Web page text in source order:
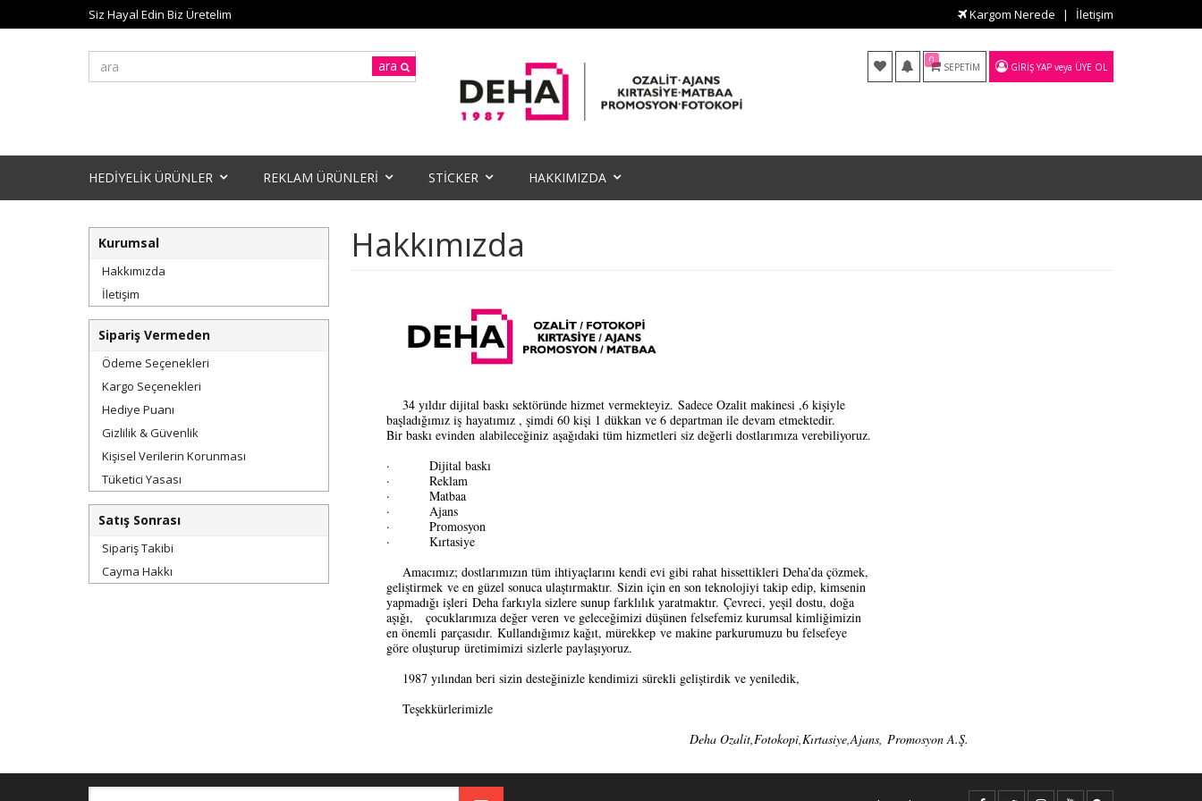
Siz Hayal Edin Biz Üretelim Kargom Nerede İletişim
ara 0
SEPETIM GIRIŞ YAP veya ÜYE OL
HEDİYELİK ÜRÜNLER REKLAM ÜRÜNLERİ STİCKER HAKKIMIZDA
Kurumsal
Hakkımızda
İletişim
Sipariş Vermeden
Ödeme Seçenekleri
Kargo Seçenekleri
Hediye Puanı
Gizlilik & Güvenlik
Kişisel Verilerin Korunması
Tüketici Yasası
Satış Sonrası
Sipariş Takibi
Cayma Hakkı
Hakkımızda
34 yıldır dijital baskı sektöründe hizmet vermekteyiz. Sadece Ozalit makinesi ,6 kişiyle
başladığımız iş hayatımız , şimdi 60 kişi 1 dükkan ve 6 departman ile devam etmektedir.
Bir baskı evinden alabileceğiniz aşağıdaki tüm hizmetleri siz değerli dostlarımıza verebiliyoruz.
· Dijital baskı
· Reklam
· Matbaa
· Ajans
· Promosyon
· Kırtasiye
Amacımız; dostlarımızın tüm ihtiyaçlarını kendi evi gibi rahat hissettikleri Deha’da çözmek,
geliştirmek ve en güzel sonuca ulaştırmaktır. Sizin için en son teknolojiyi takip edip, kimsenin
yapmadığı işleri Deha farkıyla sizlere sunup farklılık yaratmaktır. Çevreci, yeşil dostu, doğa
aşığı, çocuklarımıza değer veren ve geleceğimizi düşünen felsefemiz kurumsal kimliğimizin
en önemli parçasıdır. Kullandığımız kağıt, mürekkep ve makine parkurumuzu bu felsefeye
göre oluşturup üretimimizi sizlerle paylaşıyoruz.
1987 yılından beri sizin desteğinizle kendimizi sürekli geliştirdik ve yeniledik,
Teşekkürlerimizle
Deha Ozalit,Fotokopi,Kırtasiye,Ajans, Promosyon A.Ş.